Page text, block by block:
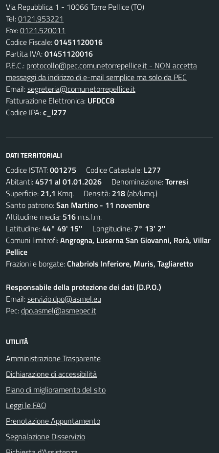
Via Repubblica 1 - 10066 Torre Pellice (TO)
Tel:0121.953221
Fax:0121.520011
Codice Fiscale:01451120016
Partita IVA:01451120016
P.E.C.: protocollo@pec.comunetorrepellice.it - NON accetta
messaggi da indirizzo di e-mail semplice ma solo da PEC
Email:segreteria@comunetorrepellice.it
Fatturazione Elettronica: UFDCC8
Codice IPA:c_l277
DATI TERRITORIALI
Codice ISTAT:001275 Codice Catastale: L277
Abitanti:4571 al 01.01.2026 Denominazione:Torresi
Superficie: 21,1 Kmq. Densità: 218(ab/kmq.)
Santo patrono:San Martino - 11 novembre
Altitudine media: 516 m.s.l.m.
Latitudine:44° 49' 15'' Longitudine: 7° 13' 2''
Comuni limitrofi:Angrogna, Luserna San Giovanni, Rorà, Villar
Pellice
Frazioni e borgate:Chabriols Inferiore, Muris, Tagliaretto
Responsabile della protezione dei dati (D.P.O.)
Email:servizio.dpo@asmel.eu
Pec:dpo.asmel@asmepec.it
UTILITÀ
Amministrazione Trasparente
Dichiarazione di accessibilità
Piano di miglioramento del sito
Leggi le FAQ
Prenotazione Appuntamento
Segnalazione Disservizio